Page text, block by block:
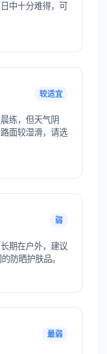
中十分难得，可
较适宜
练，但天气阴
面较湿滑，请选
弱
期在户外，建议
防晒护肤品。
最弱